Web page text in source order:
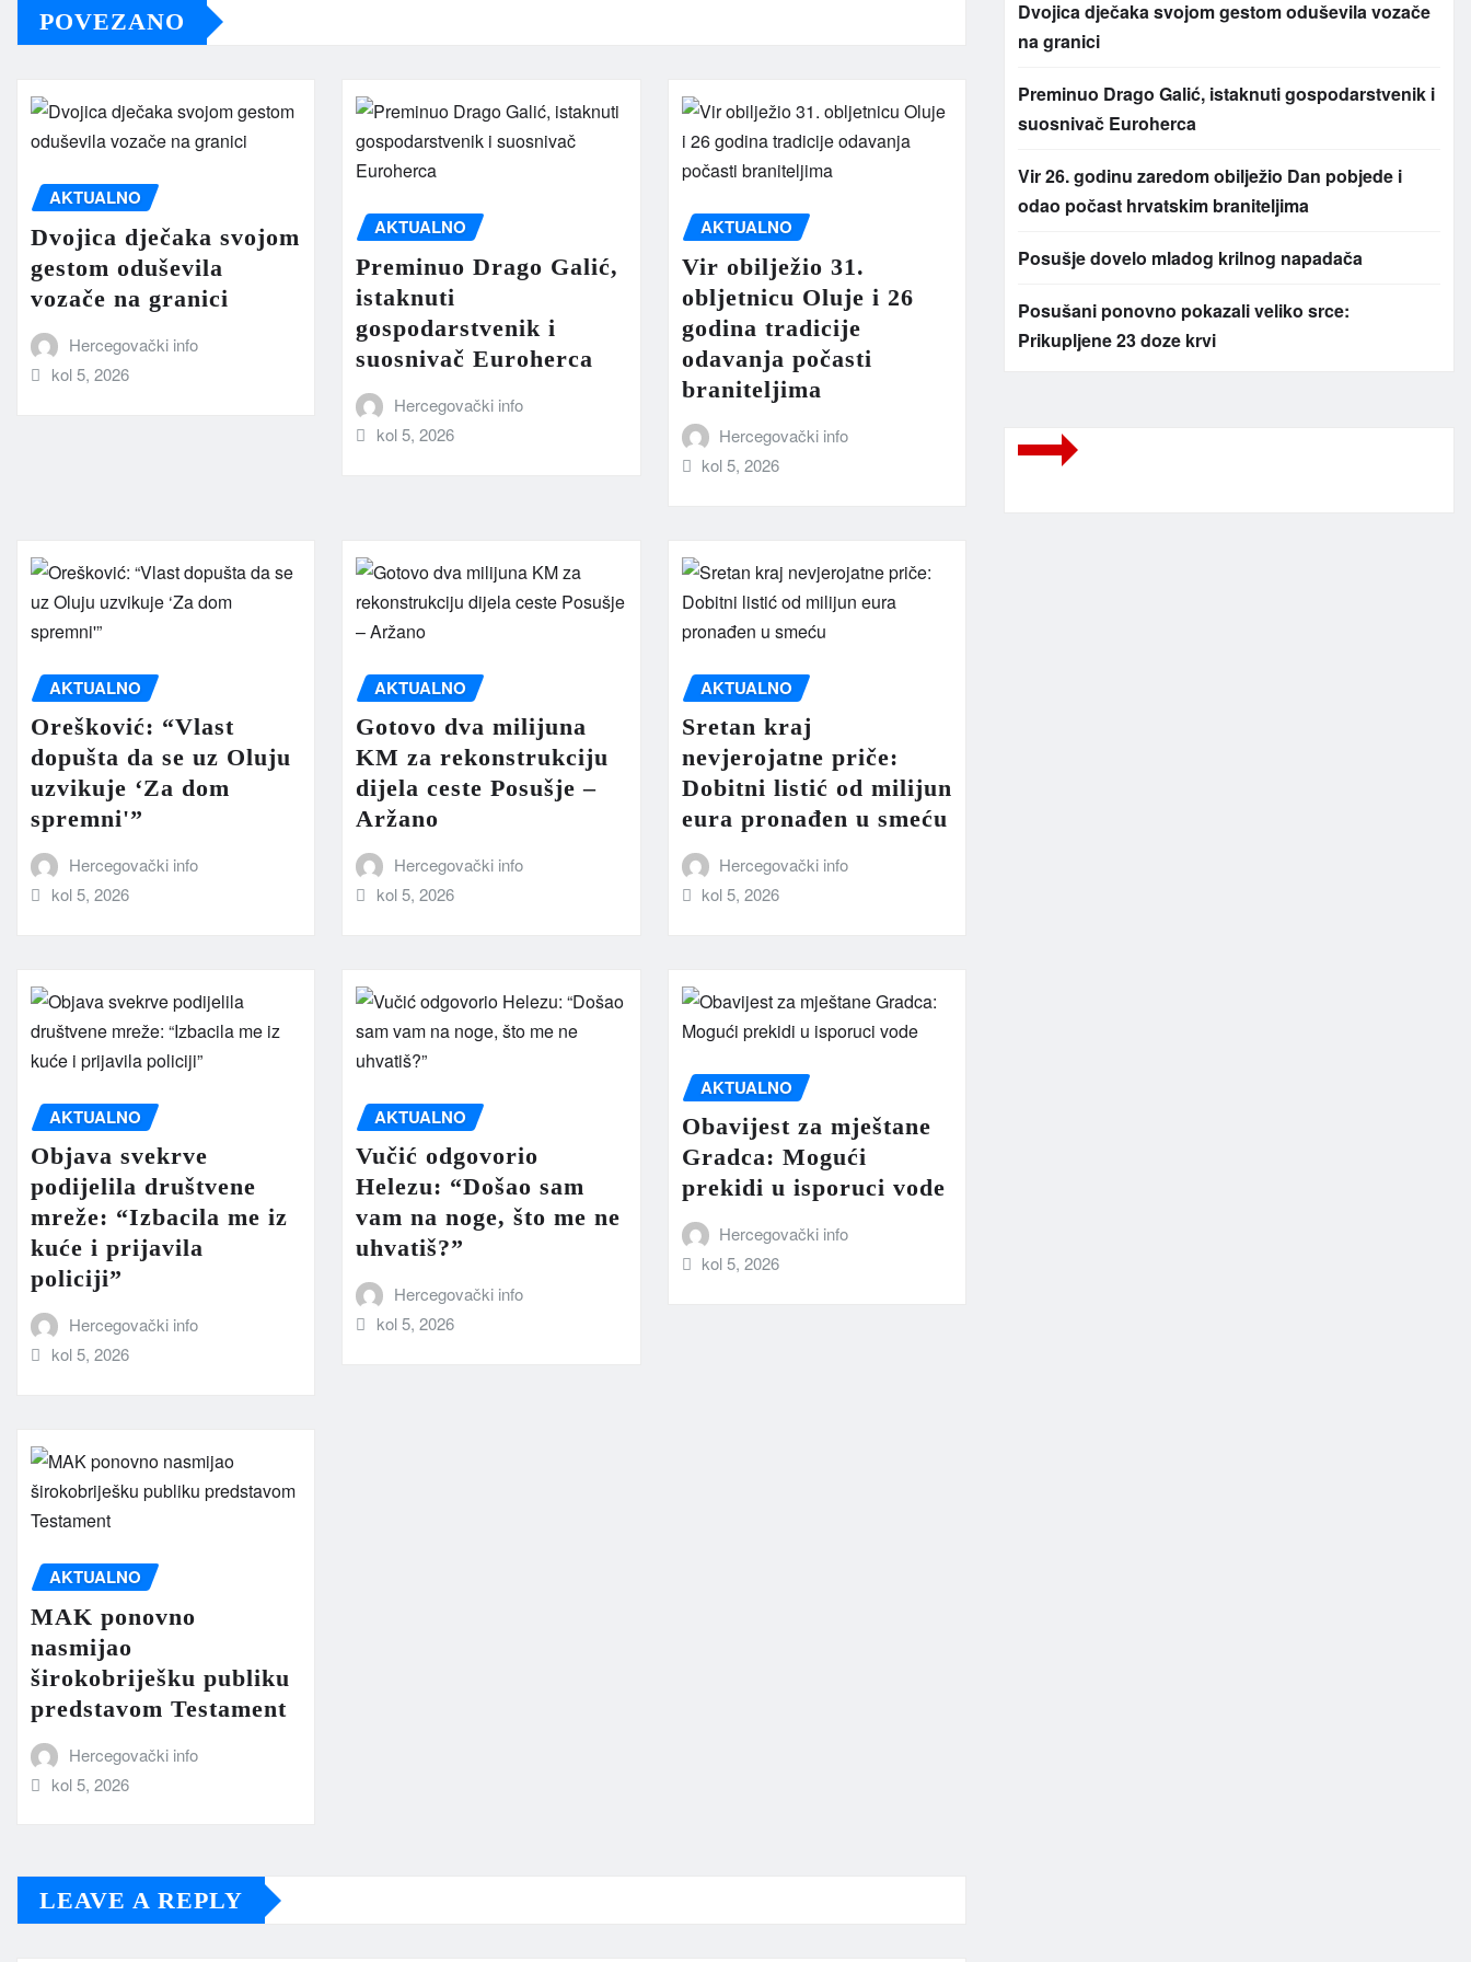
POVEZANO
AKTUALNO
Dvojica dječaka svojom
gestom oduševila
vozače na granici
Hercegovački info
kol 5, 2026
AKTUALNO
Preminuo Drago Galić,
istaknuti
gospodarstvenik i
suosnivač Euroherca
Hercegovački info
kol 5, 2026
AKTUALNO
Vir obilježio 31.
obljetnicu Oluje i 26
godina tradicije
odavanja počasti
braniteljima
Hercegovački info
kol 5, 2026
AKTUALNO
Orešković: “Vlast
dopušta da se uz Oluju
uzvikuje ‘Za dom
spremni'”
Hercegovački info
kol 5, 2026
AKTUALNO
Gotovo dva milijuna
KM za rekonstrukciju
dijela ceste Posušje –
Aržano
Hercegovački info
kol 5, 2026
AKTUALNO
Sretan kraj
nevjerojatne priče:
Dobitni listić od milijun
eura pronađen u smeću
Hercegovački info
kol 5, 2026
AKTUALNO
Objava svekrve
podijelila društvene
mreže: “Izbacila me iz
kuće i prijavila
policiji”
Hercegovački info
kol 5, 2026
AKTUALNO
Vučić odgovorio
Helezu: “Došao sam
vam na noge, što me ne
uhvatiš?”
Hercegovački info
kol 5, 2026
AKTUALNO
Obavijest za mještane
Gradca: Mogući
prekidi u isporuci vode
Hercegovački info
kol 5, 2026
AKTUALNO
MAK ponovno
nasmijao
širokobriješku publiku
predstavom Testament
Hercegovački info
kol 5, 2026
LEAVE A REPLY
Dvojica dječaka svojom gestom oduševila vozače
na granici
Preminuo Drago Galić, istaknuti gospodarstvenik i
suosnivač Euroherca
Vir 26. godinu zaredom obilježio Dan pobjede i
odao počast hrvatskim braniteljima
Posušje dovelo mladog krilnog napadača
Posušani ponovno pokazali veliko srce:
Prikupljene 23 doze krvi